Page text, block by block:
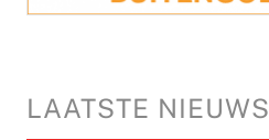
LAATSTE NIEUWS